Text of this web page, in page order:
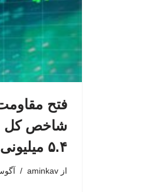
فتح
شاخص کل
۵.۴ میلیونی شد
از aminkav آگوست